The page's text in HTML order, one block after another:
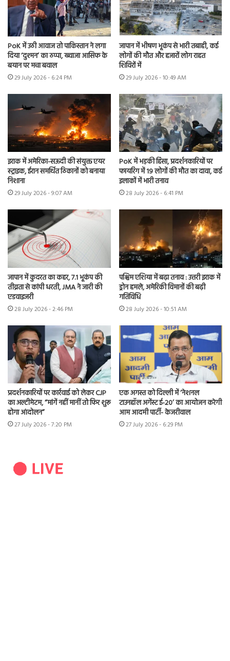
PoK में उठी आवाज तो पाकिस्तान ने लगा
दिया ‘दुश्मन’ का ठप्पा, ख्वाजा आसिफ के
बयान पर मचा बवाल
29 July 2026 - 6:24 PM
जापान में भीषण भूकंप से भारी तबाही, कई
लोगों की मौत और हजारों लोग राहत
शिविरों में
29 July 2026 - 10:49 AM
इराक में अमेरिका-सऊदी की संयुक्त एयर
स्ट्राइक, ईरान समर्थित ठिकानों को बनाया
निशाना
29 July 2026 - 9:07 AM
PoK में भड़की हिंसा, प्रदर्शनकारियों पर
फायरिंग में 19 लोगों की मौत का दावा, कई
इलाकों में भारी तनाव
28 July 2026 - 6:41 PM
जापान में कुदरत का कहर, 7.1 भूकंप की
तीव्रता से कांपी धरती, JMA ने जारी की
एडवाइजरी
28 July 2026 - 2:46 PM
पश्चिम एशिया में बढ़ा तनाव : उत्तरी इराक में
ड्रोन हमले, अमेरिकी विमानों की बढ़ी
गतिविधि
28 July 2026 - 10:51 AM
प्रदर्शनकारियों पर कार्रवाई को लेकर CJP
का अल्टीमेटम, “मांगें नहीं मानीं तो फिर शुरू
होगा आंदोलन”
27 July 2026 - 7:20 PM
एक अगस्त को दिल्ली में ‘नेशनल
टाउनहॉल अगेंस्ट ई-20’ का आयोजन करेगी
आम आदमी पार्टी- केजरीवाल
27 July 2026 - 6:29 PM